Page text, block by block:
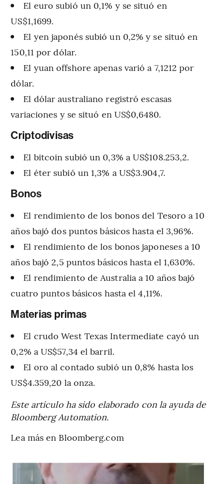
El euro subió un 0,1% y se situó en
US$1,1699.
El yen japonés subió un 0,2% y se situó en
150,11 por dólar.
El yuan offshore apenas varió a 7,1212 por
dólar.
El dólar australiano registró escasas
variaciones y se situó en US$0,6480.
Criptodivisas
El bitcoin subió un 0,3% a US$108.253,2.
El éter subió un 1,3% a US$3.904,7.
Bonos
El rendimiento de los bonos del Tesoro a 10
años bajó dos puntos básicos hasta el 3,96%.
El rendimiento de los bonos japoneses a 10
años bajó 2,5 puntos básicos hasta el 1,630%.
El rendimiento de Australia a 10 años bajó
cuatro puntos básicos hasta el 4,11%.
Materias primas
El crudo West Texas Intermediate cayó un
0,2% a US$57,34 el barril.
El oro al contado subió un 0,8% hasta los
US$4.359,20 la onza.
Este artículo ha sido elaborado con la ayuda de
Bloomberg Automation.
Lea más en Bloomberg.com